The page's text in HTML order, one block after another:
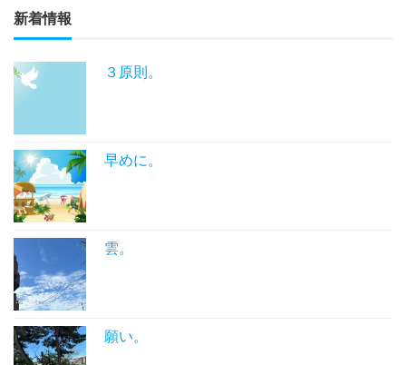
新着情報
３原則。
早めに。
雲。
願い。